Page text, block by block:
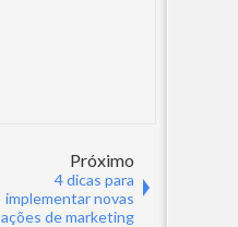
Próximo
4 dicas para
implementar novas
ações de marketing